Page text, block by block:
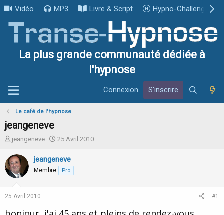
Vidéo MP3 Livre & Script Hypno-Challenge
La plus grande communauté dédiée à
l'hypnose
Connexion S'inscrire
Le café de l'hypnose
jeangeneve
I
i
t
i
u
jeangeneve
D
t
e
d
25 Avril 2010
jeangeneve
Membre Pro
25 Avril 2010 #1